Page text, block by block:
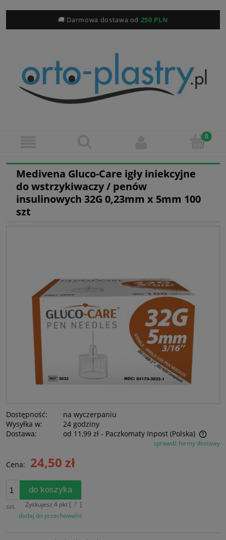
🚚 Darmowa dostawa od 250 PLN
Medivena Gluco-Care igły iniekcyjne
do wstrzykiwaczy / penów
insulinowych 32G 0,23mm x 5mm 100
szt
Dostępność:
na wyczerpaniu
Wysyłka w:
24 godziny
Dostawa:
od 11,99 zł - Paczkomaty Inpost (Polska)
Cena nie zawiera ewentualnych kosztów płatnościsprawdź formy dostawy
Cena: 24,50 zł
szt.
do koszyka
Zyskujesz 4 pkt [ ? ]
dodaj do przechowalni